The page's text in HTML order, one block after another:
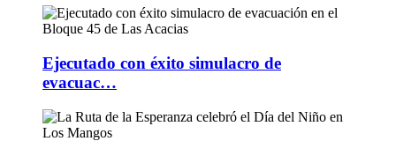
Ejecutado con éxito simulacro de
evacuac…